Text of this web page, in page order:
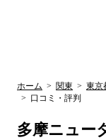
ホーム > 関東 > 東京
> 口コミ・評判
多摩ニュー